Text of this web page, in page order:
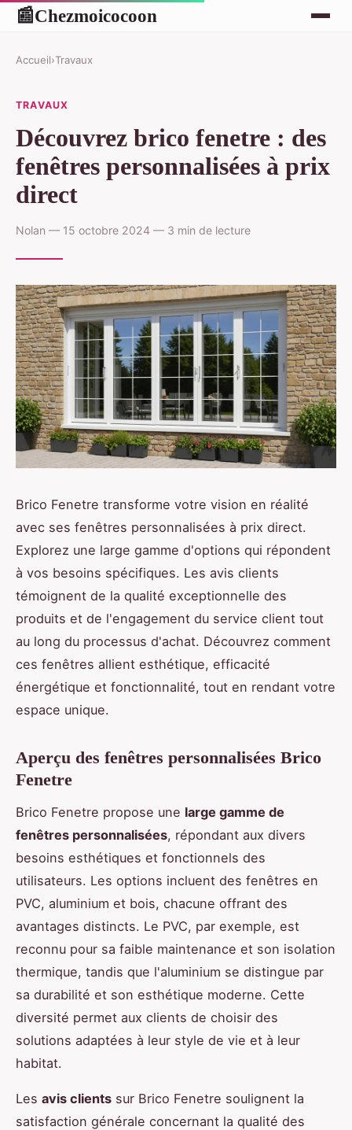
📰Chezmoicocoon
Accueil›Travaux
TRAVAUX
Découvrez brico fenetre : des
fenêtres personnalisées à prix
direct
Nolan — 15 octobre 2024 — 3 min de lecture
Brico Fenetre transforme votre vision en réalité
avec ses fenêtres personnalisées à prix direct.
Explorez une large gamme d'options qui répondent
à vos besoins spécifiques. Les avis clients
témoignent de la qualité exceptionnelle des
produits et de l'engagement du service client tout
au long du processus d'achat. Découvrez comment
ces fenêtres allient esthétique, efficacité
énergétique et fonctionnalité, tout en rendant votre
espace unique.
Aperçu des fenêtres personnalisées Brico
Fenetre
Brico Fenetre propose une large gamme de
fenêtres personnalisées, répondant aux divers
besoins esthétiques et fonctionnels des
utilisateurs. Les options incluent des fenêtres en
PVC, aluminium et bois, chacune offrant des
avantages distincts. Le PVC, par exemple, est
reconnu pour sa faible maintenance et son isolation
thermique, tandis que l'aluminium se distingue par
sa durabilité et son esthétique moderne. Cette
diversité permet aux clients de choisir des
solutions adaptées à leur style de vie et à leur
habitat.
Les avis clients sur Brico Fenetre soulignent la
satisfaction générale concernant la qualité des